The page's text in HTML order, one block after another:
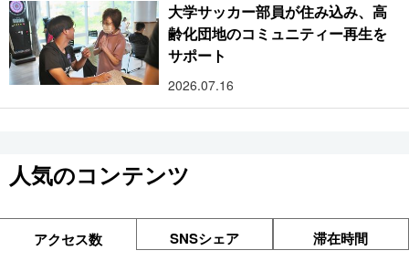
大学サッカー部員が住み込み、高
齢化団地のコミュニティー再生を
サポート
2026.07.16
人気のコンテンツ
アクセス数 SNSシェア 滞在時間